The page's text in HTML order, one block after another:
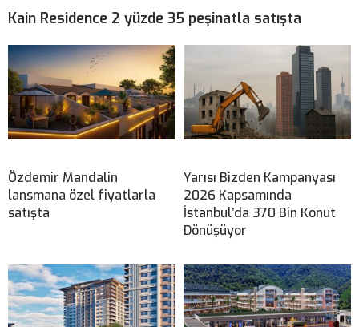
Kain Residence 2 yüzde 35 peşinatla satışta
Özdemir Mandalin
lansmana özel fiyatlarla
satışta
Yarısı Bizden Kampanyası
2026 Kapsamında
İstanbul’da 370 Bin Konut
Dönüşüyor